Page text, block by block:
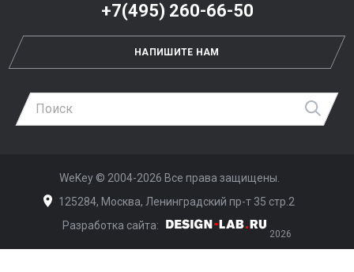
+7(495) 260-66-50
НАПИШИТЕ НАМ
WeKey © 2004-2026 Все права защищены.
125284, Москва, Ленинградский пр-т 35 стр.2
Разработка сайта:
Дизайн-Лаб
2026